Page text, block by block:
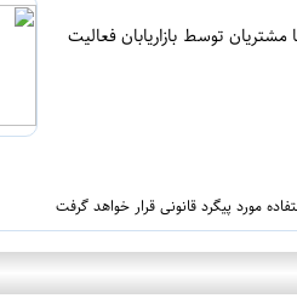
توسط بازاریابان فعالیت
مورد پیگرد قانونی قرار خواهد گرفت